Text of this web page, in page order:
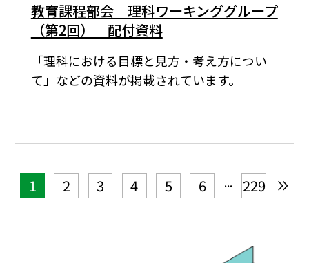
教育課程部会 理科ワーキンググループ
（第2回） 配付資料
「理科における目標と見方・考え方につい
て」などの資料が掲載されています。
1 2 3 4 5 6 ... 229